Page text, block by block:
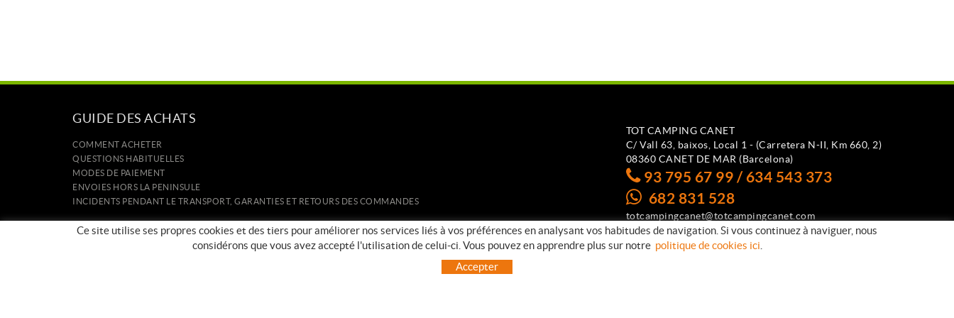
GUIDE DES ACHATS
COMMENT ACHETER
QUESTIONS HABITUELLES
MODES DE PAIEMENT
ENVOIES HORS LA PENINSULE
INCIDENTS PENDANT LE TRANSPORT, GARANTIES ET RETOURS DES COMMANDES
ACCUEIL
TOT CAMPING CANET
C/ Vall 63, baixos, Local 1 - (Carretera N-II, Km 660, 2)
08360 CANET DE MAR (Barcelona)
93 795 67 99 / 634 543 373
682 831 528
totcampingcanet@totcampingcanet.com
Ce site utilise ses propres cookies et des tiers pour améliorer nos services liés à vos préférences en analysant vos habitudes de navigation. Si vous continuez à naviguer, nous
considérons que vous avez accepté l'utilisation de celui-ci. Vous pouvez en apprendre plus sur notre politique de cookies ici
Accepter